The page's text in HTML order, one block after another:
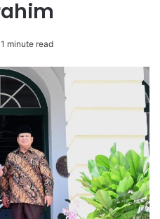
1 minute read